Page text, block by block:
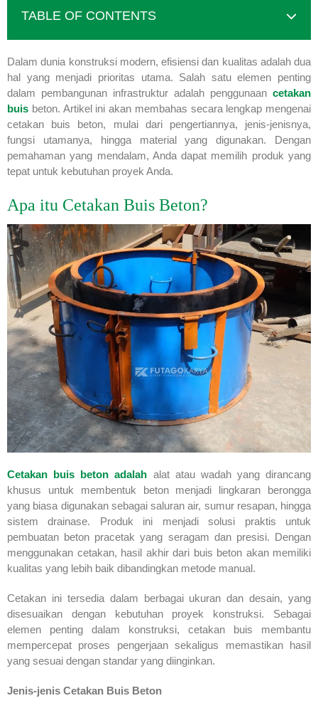
TABLE OF CONTENTS
Dalam dunia konstruksi modern, efisiensi dan kualitas adalah dua
hal yang menjadi prioritas utama. Salah satu elemen penting
dalam pembangunan infrastruktur adalah penggunaan cetakan
buis beton. Artikel ini akan membahas secara lengkap mengenai
cetakan buis beton, mulai dari pengertiannya, jenis-jenisnya,
fungsi utamanya, hingga material yang digunakan. Dengan
pemahaman yang mendalam, Anda dapat memilih produk yang
tepat untuk kebutuhan proyek Anda.
Apa itu Cetakan Buis Beton?
Cetakan buis beton adalah alat atau wadah yang dirancang
khusus untuk membentuk beton menjadi lingkaran berongga
yang biasa digunakan sebagai saluran air, sumur resapan, hingga
sistem drainase. Produk ini menjadi solusi praktis untuk
pembuatan beton pracetak yang seragam dan presisi. Dengan
menggunakan cetakan, hasil akhir dari buis beton akan memiliki
kualitas yang lebih baik dibandingkan metode manual.
Cetakan ini tersedia dalam berbagai ukuran dan desain, yang
disesuaikan dengan kebutuhan proyek konstruksi. Sebagai
elemen penting dalam konstruksi, cetakan buis membantu
mempercepat proses pengerjaan sekaligus memastikan hasil
yang sesuai dengan standar yang diinginkan.
Jenis-jenis Cetakan Buis Beton